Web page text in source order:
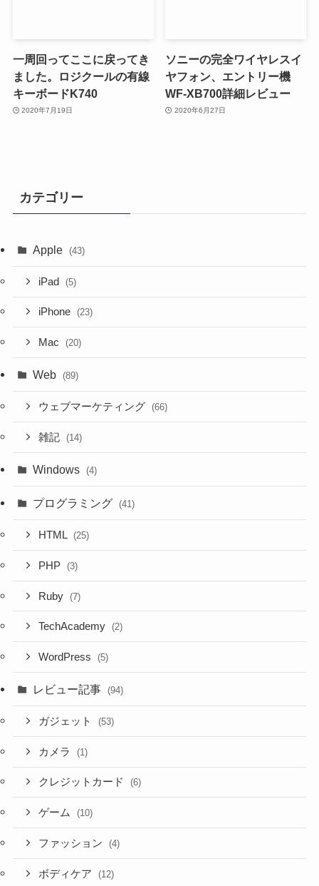
一周回ってここに戻ってき
ました。ロジクールの有線
キーボードK740
2020年7月19日
ソニーの完全ワイヤレスイ
ヤフォン、エントリー機
WF-XB700詳細レビュー
2020年6月27日
カテゴリー
Apple (43)
iPad (5)
iPhone (23)
Mac (20)
Web (89)
ウェブマーケティング (66)
雑記 (14)
Windows (4)
プログラミング (41)
HTML (25)
PHP (3)
Ruby (7)
TechAcademy (2)
WordPress (5)
レビュー記事 (94)
ガジェット (53)
カメラ (1)
クレジットカード (6)
ゲーム (10)
ファッション (4)
ボディケア (12)